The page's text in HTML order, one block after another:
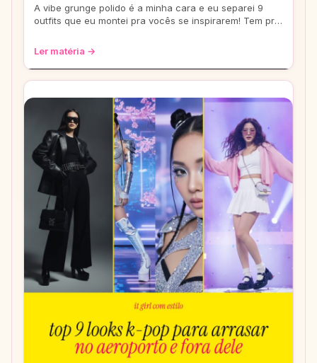
A vibe grunge polido é a minha cara e eu separei 9
outfits que eu montei pra vocês se inspirarem! Tem pra
Ler matéria →